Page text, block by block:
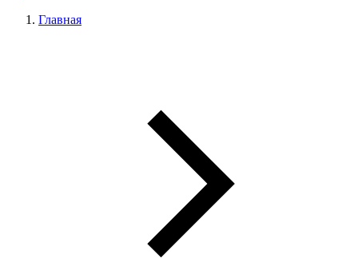
Главная